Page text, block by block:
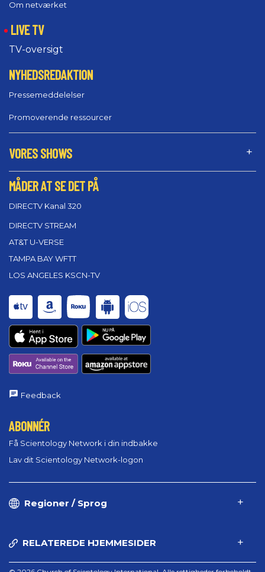
Om netværket
LIVE TV
TV-oversigt
NYHEDSREDAKTION
Pressemeddelelser
Promoverende ressourcer
VORES SHOWS
MÅDER AT SE DET PÅ
DIRECTV Kanal 320
DIRECTV STREAM
AT&T U-VERSE
TAMPA BAY WFTT
LOS ANGELES KSCN-TV
Feedback
ABONNÉR
Få Scientology Network i din indbakke
Lav dit Scientology Network-logon
Regioner / Sprog
RELATEREDE HJEMMESIDER